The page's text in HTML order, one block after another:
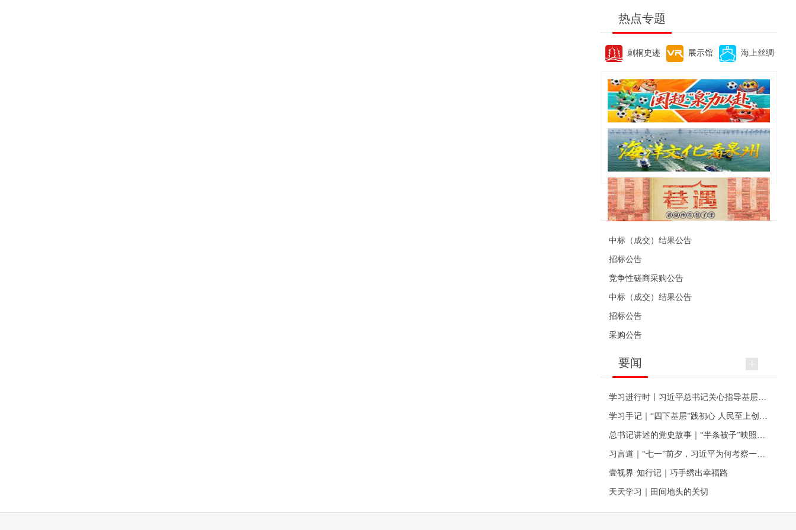
热点专题
刺桐史迹 展示馆 海上丝绸
便民资讯
中标（成交）结果公告
招标公告
竞争性磋商采购公告
中标（成交）结果公告
招标公告
采购公告
要闻
壹视界·知行记｜巧手绣出幸福路
天天学习｜田间地头的关切